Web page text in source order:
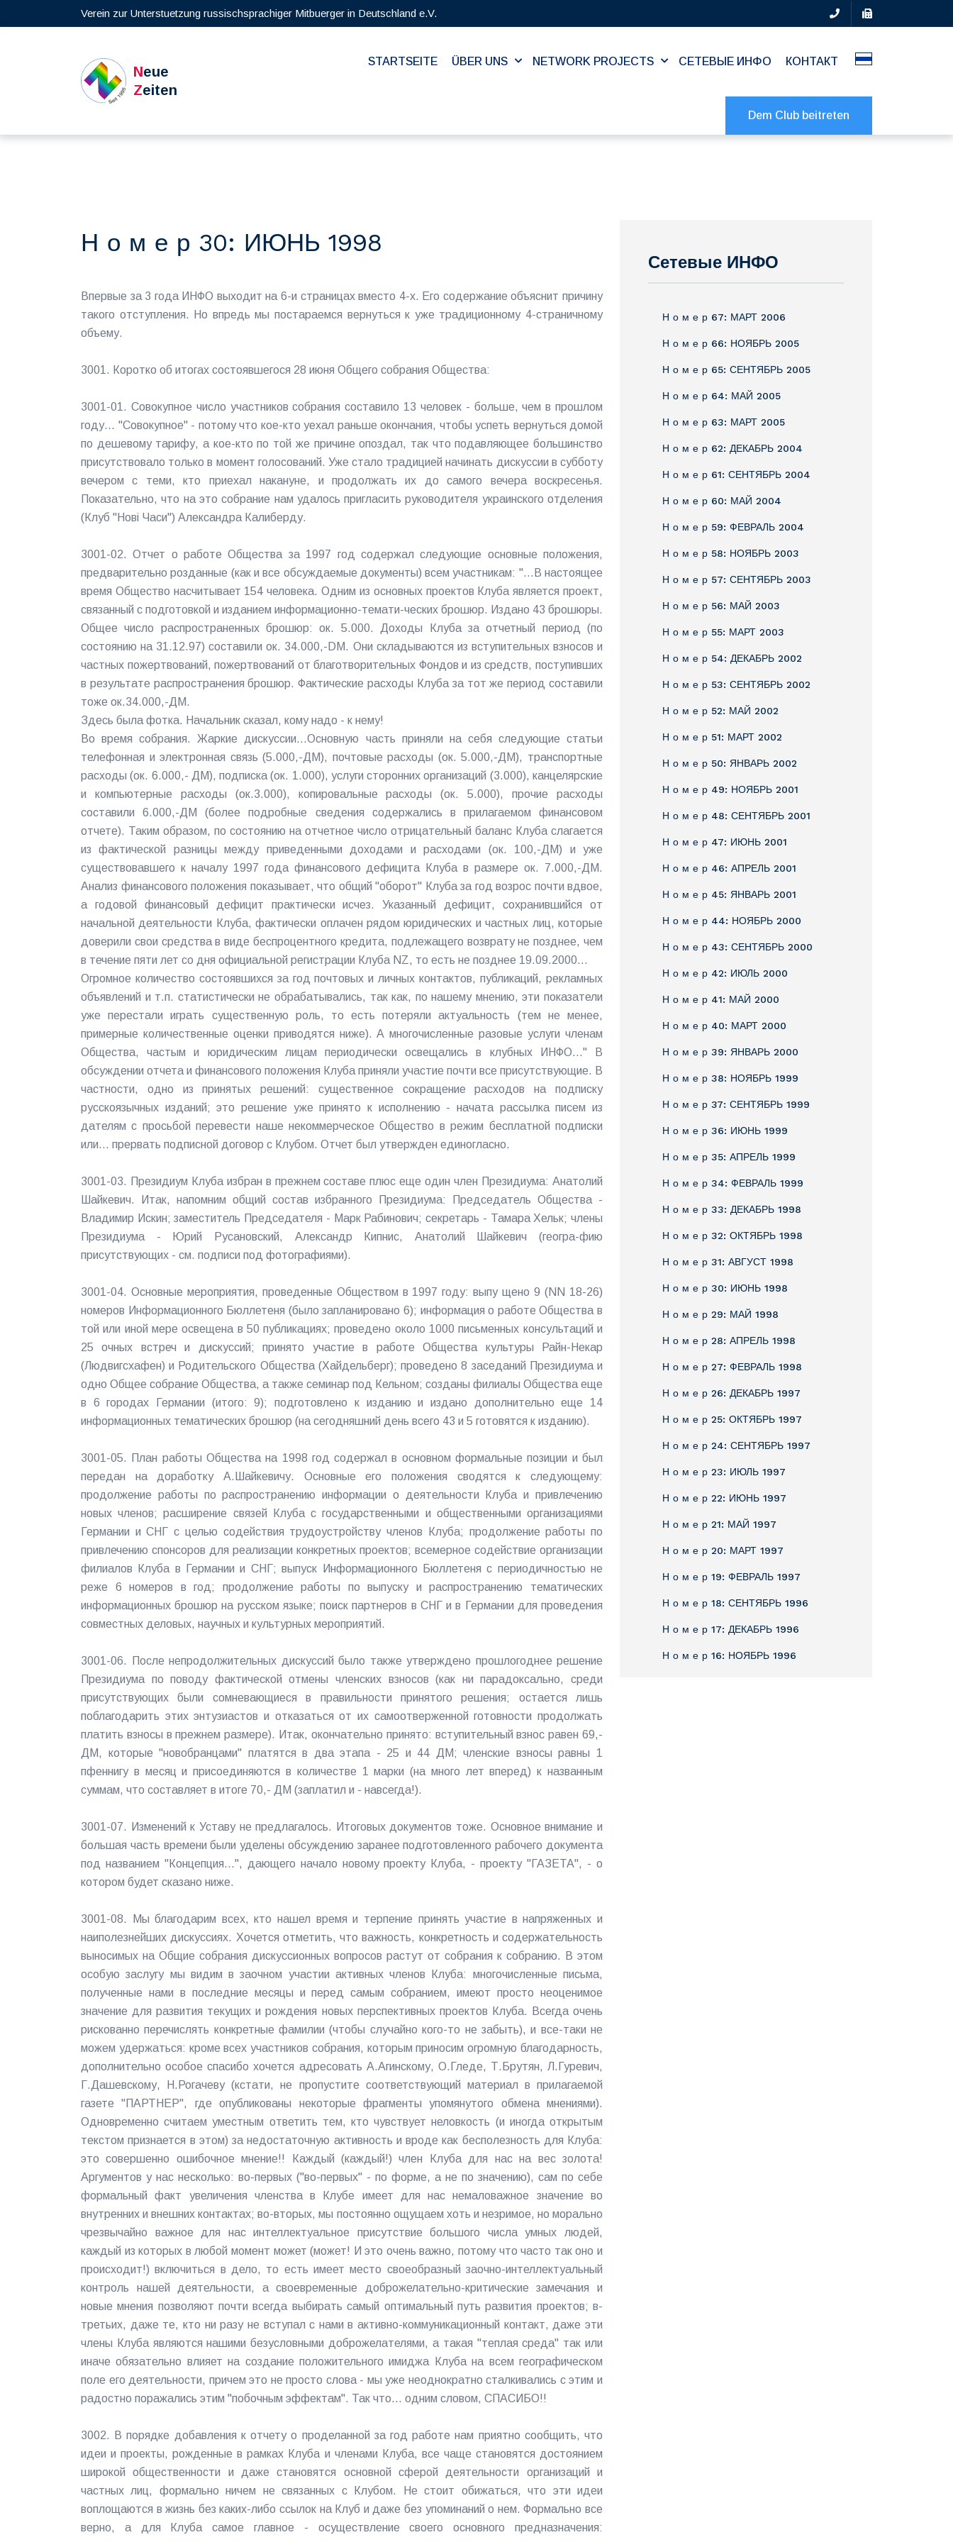
Verein zur Unterstuetzung russischsprachiger Mitbuerger in Deutschland e.V.
Neue
Zeiten
STARTSEITE ÜBER UNS NETWORK PROJECTS СЕТЕВЫЕ ИНФО КОНТАКТ
Dem Club beitreten
Н о м е р 30: ИЮНЬ 1998
Впервые за 3 года ИНФО выходит на 6-и страницах вместо 4-х. Его содержание объяснит причину
такого отступления. Но впредь мы постараемся вернуться к уже традиционному 4-страничному
объему.
3001. Коротко об итогах состоявшегося 28 июня Общего собрания Общества:
3001-01. Совокупное число участников собрания составило 13 человек - больше, чем в прошлом
году... "Совокупное" - потому что кое-кто уехал раньше окончания, чтобы успеть вернуться домой
по дешевому тарифу, а кое-кто по той же причине опоздал, так что подавляющее большинство
присутствовало только в момент голосований. Уже стало традицией начинать дискуссии в субботу
вечером с теми, кто приехал накануне, и продолжать их до самого вечера воскресенья.
Показательно, что на это собрание нам удалось пригласить руководителя украинского отделения
(Клуб "Новi Часи") Александра Калиберду.
3001-02. Отчет о работе Общества за 1997 год содержал следующие основные положения,
предварительно розданные (как и все обсуждаемые документы) всем участникам: "...В настоящее
время Общество насчитывает 154 человека. Одним из основных проектов Клуба является проект,
связанный с подготовкой и изданием информационно-темати-ческих брошюр. Издано 43 брошюры.
Общее число распространенных брошюр: ок. 5.000. Доходы Клуба за отчетный период (по
состоянию на 31.12.97) составили ок. 34.000,-DM. Они складываются из вступительных взносов и
частных пожертвований, пожертвований от благотворительных Фондов и из средств, поступивших
в результате распространения брошюр. Фактические расходы Клуба за тот же период составили
тоже ок.34.000,-ДМ.
Здесь была фотка. Начальник сказал, кому надо - к нему!
Во время собрания. Жаркие дискуссии...Основную часть приняли на себя следующие статьи
телефонная и электронная связь (5.000,-ДМ), почтовые расходы (ок. 5.000,-ДМ), транспортные
расходы (ок. 6.000,- ДМ), подписка (ок. 1.000), услуги сторонних организаций (3.000), канцелярские
и компьютерные расходы (ок.3.000), копировальные расходы (ок. 5.000), прочие расходы
составили 6.000,-ДМ (более подробные сведения содержались в прилагаемом финансовом
отчете). Таким образом, по состоянию на отчетное число отрицательный баланс Клуба слагается
из фактической разницы между приведенными доходами и расходами (ок. 100,-ДМ) и уже
существовавшего к началу 1997 года финансового дефицита Клуба в размере ок. 7.000,-ДМ.
Анализ финансового положения показывает, что общий "оборот" Клуба за год возрос почти вдвое,
а годовой финансовый дефицит практически исчез. Указанный дефицит, сохранившийся от
начальной деятельности Клуба, фактически оплачен рядом юридических и частных лиц, которые
доверили свои средства в виде беспроцентного кредита, подлежащего возврату не позднее, чем
в течение пяти лет со дня официальной регистрации Клуба NZ, то есть не позднее 19.09.2000...
Огромное количество состоявшихся за год почтовых и личных контактов, публикаций, рекламных
объявлений и т.п. статистически не обрабатывались, так как, по нашему мнению, эти показатели
уже перестали играть существенную роль, то есть потеряли актуальность (тем не менее,
примерные количественные оценки приводятся ниже). А многочисленные разовые услуги членам
Общества, частым и юридическим лицам периодически освещались в клубных ИНФО..." В
обсуждении отчета и финансового положения Клуба приняли участие почти все присутствующие. В
частности, одно из принятых решений: существенное сокращение расходов на подписку
русскоязычных изданий; это решение уже принято к исполнению - начата рассылка писем из
дателям с просьбой перевести наше некоммерческое Общество в режим бесплатной подписки
или... прервать подписной договор с Клубом. Отчет был утвержден единогласно.
3001-03. Президиум Клуба избран в прежнем составе плюс еще один член Президиума: Анатолий
Шайкевич. Итак, напомним общий состав избранного Президиума: Председатель Общества -
Владимир Искин; заместитель Председателя - Марк Рабинович; секретарь - Тамара Хельк; члены
Президиума - Юрий Русановский, Александр Кипнис, Анатолий Шайкевич (геогра-фию
присутствующих - см. подписи под фотографиями).
3001-04. Основные мероприятия, проведенные Обществом в 1997 году: выпу щено 9 (NN 18-26)
номеров Информационного Бюллетеня (было запланировано 6); информация о работе Общества в
той или иной мере освещена в 50 публикациях; проведено около 1000 письменных консультаций и
25 очных встреч и дискуссий; принято участие в работе Общества культуры Райн-Некар
(Людвигсхафен) и Родительского Общества (Хайдельберг); проведено 8 заседаний Президиума и
одно Общее собрание Общества, а также семинар под Кельном; созданы филиалы Общества еще
в 6 городах Германии (итого: 9); подготовлено к изданию и издано дополнительно еще 14
информационных тематических брошюр (на сегодняшний день всего 43 и 5 готовятся к изданию).
3001-05. План работы Общества на 1998 год содержал в основном формальные позиции и был
передан на доработку А.Шайкевичу. Основные его положения сводятся к следующему:
продолжение работы по распространению информации о деятельности Клуба и привлечению
новых членов; расширение связей Клуба с государственными и общественными организациями
Германии и СНГ с целью содействия трудоустройству членов Клуба; продолжение работы по
привлечению спонсоров для реализации конкретных проектов; всемерное содействие организации
филиалов Клуба в Германии и СНГ; выпуск Информационного Бюллетеня с периодичностью не
реже 6 номеров в год; продолжение работы по выпуску и распространению тематических
информационных брошюр на русском языке; поиск партнеров в СНГ и в Германии для проведения
совместных деловых, научных и культурных мероприятий.
3001-06. После непродолжительных дискуссий было также утверждено прошлогоднее решение
Президиума по поводу фактической отмены членских взносов (как ни парадоксально, среди
присутствующих были сомневающиеся в правильности принятого решения; остается лишь
поблагодарить этих энтузиастов и отказаться от их самоотверженной готовности продолжать
платить взносы в прежнем размере). Итак, окончательно принято: вступительный взнос равен 69,-
ДМ, которые "новобранцами" платятся в два этапа - 25 и 44 ДМ; членские взносы равны 1
пфеннигу в месяц и присоединяются в количестве 1 марки (на много лет вперед) к названным
суммам, что составляет в итоге 70,- ДМ (заплатил и - навсегда!).
3001-07. Изменений к Уставу не предлагалось. Итоговых документов тоже. Основное внимание и
большая часть времени были уделены обсуждению заранее подготовленного рабочего документа
под названием "Концепция...", дающего начало новому проекту Клуба, - проекту "ГАЗЕТА", - о
котором будет сказано ниже.
3001-08. Мы благодарим всех, кто нашел время и терпение принять участие в напряженных и
наиполезнейших дискуссиях. Хочется отметить, что важность, конкретность и содержательность
выносимых на Общие собрания дискуссионных вопросов растут от собрания к собранию. В этом
особую заслугу мы видим в заочном участии активных членов Клуба: многочисленные письма,
полученные нами в последние месяцы и перед самым собранием, имеют просто неоценимое
значение для развития текущих и рождения новых перспективных проектов Клуба. Всегда очень
рискованно перечислять конкретные фамилии (чтобы случайно кого-то не забыть), и все-таки не
можем удержаться: кроме всех участников собрания, которым приносим огромную благодарность,
дополнительно особое спасибо хочется адресовать А.Агинскому, О.Гледе, Т.Брутян, Л.Гуревич,
Г.Дашевскому, Н.Рогачеву (кстати, не пропустите соответствующий материал в прилагаемой
газете "ПАРТНЕР", где опубликованы некоторые фрагменты упомянутого обмена мнениями).
Одновременно считаем уместным ответить тем, кто чувствует неловкость (и иногда открытым
текстом признается в этом) за недостаточную активность и вроде как бесполезность для Клуба:
это совершенно ошибочное мнение!! Каждый (каждый!) член Клуба для нас на вес золота!
Аргументов у нас несколько: во-первых ("во-первых" - по форме, а не по значению), сам по себе
формальный факт увеличения членства в Клубе имеет для нас немаловажное значение во
внутренних и внешних контактах; во-вторых, мы постоянно ощущаем хоть и незримое, но морально
чрезвычайно важное для нас интеллектуальное присутствие большого числа умных людей,
каждый из которых в любой момент может (может! И это очень важно, потому что часто так оно и
происходит!) включиться в дело, то есть имеет место своеобразный заочно-интеллектуальный
контроль нашей деятельности, а своевременные доброжелательно-критические замечания и
новые мнения позволяют почти всегда выбирать самый оптимальный путь развития проектов; в-
третьих, даже те, кто ни разу не вступал с нами в активно-коммуникационный контакт, даже эти
члены Клуба являются нашими безусловными доброжелателями, а такая "теплая среда" так или
иначе обязательно влияет на создание положительного имиджа Клуба на всем географическом
поле его деятельности, причем это не просто слова - мы уже неоднократно сталкивались с этим и
радостно поражались этим "побочным эффектам". Так что... одним словом, СПАСИБО!!
3002. В порядке добавления к отчету о проделанной за год работе нам приятно сообщить, что
идеи и проекты, рожденные в рамках Клуба и членами Клуба, все чаще становятся достоянием
широкой общественности и даже становятся основной сферой деятельности организаций и
частных лиц, формально ничем не связанных с Клубом. Не стоит обижаться, что эти идеи
воплощаются в жизнь без каких-либо ссылок на Клуб и даже без упоминаний о нем. Формально все
верно, а для Клуба самое главное - осуществление своего основного предназначения:
Сетевые ИНФО
Н о м е р 67: МАРТ 2006
Н о м е р 66: НОЯБРЬ 2005
Н о м е р 65: СЕНТЯБРЬ 2005
Н о м е р 64: МАЙ 2005
Н о м е р 63: МАРТ 2005
Н о м е р 62: ДЕКАБРЬ 2004
Н о м е р 61: СЕНТЯБРЬ 2004
Н о м е р 60: МАЙ 2004
Н о м е р 59: ФЕВРАЛЬ 2004
Н о м е р 58: НОЯБРЬ 2003
Н о м е р 57: СЕНТЯБРЬ 2003
Н о м е р 56: МАЙ 2003
Н о м е р 55: МАРТ 2003
Н о м е р 54: ДЕКАБРЬ 2002
Н о м е р 53: СЕНТЯБРЬ 2002
Н о м е р 52: МАЙ 2002
Н о м е р 51: МАРТ 2002
Н о м е р 50: ЯНВАРЬ 2002
Н о м е р 49: НОЯБРЬ 2001
Н о м е р 48: СЕНТЯБРЬ 2001
Н о м е р 47: ИЮНЬ 2001
Н о м е р 46: АПРЕЛЬ 2001
Н о м е р 45: ЯНВАРЬ 2001
Н о м е р 44: НОЯБРЬ 2000
Н о м е р 43: СЕНТЯБРЬ 2000
Н о м е р 42: ИЮЛЬ 2000
Н о м е р 41: МАЙ 2000
Н о м е р 40: МАРТ 2000
Н о м е р 39: ЯНВАРЬ 2000
Н о м е р 38: НОЯБРЬ 1999
Н о м е р 37: СЕНТЯБРЬ 1999
Н о м е р 36: ИЮНЬ 1999
Н о м е р 35: АПРЕЛЬ 1999
Н о м е р 34: ФЕВРАЛЬ 1999
Н о м е р 33: ДЕКАБРЬ 1998
Н о м е р 32: ОКТЯБРЬ 1998
Н о м е р 31: АВГУСТ 1998
Н о м е р 30: ИЮНЬ 1998
Н о м е р 29: МАЙ 1998
Н о м е р 28: АПРЕЛЬ 1998
Н о м е р 27: ФЕВРАЛЬ 1998
Н о м е р 26: ДЕКАБРЬ 1997
Н о м е р 25: ОКТЯБРЬ 1997
Н о м е р 24: СЕНТЯБРЬ 1997
Н о м е р 23: ИЮЛЬ 1997
Н о м е р 22: ИЮНЬ 1997
Н о м е р 21: МАЙ 1997
Н о м е р 20: МАРТ 1997
Н о м е р 19: ФЕВРАЛЬ 1997
Н о м е р 18: СЕНТЯБРЬ 1996
Н о м е р 17: ДЕКАБРЬ 1996
Н о м е р 16: НОЯБРЬ 1996